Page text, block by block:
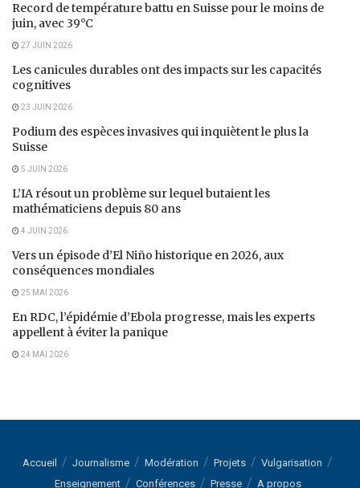
Record de température battu en Suisse pour le moins de
juin, avec 39°C
27 JUIN 2026
Les canicules durables ont des impacts sur les capacités
cognitives
23 JUIN 2026
Podium des espèces invasives qui inquiètent le plus la
Suisse
5 JUIN 2026
L’IA résout un problème sur lequel butaient les
mathématiciens depuis 80 ans
4 JUIN 2026
Vers un épisode d’El Niño historique en 2026, aux
conséquences mondiales
25 MAI 2026
En RDC, l’épidémie d’Ebola progresse, mais les experts
appellent à éviter la panique
24 MAI 2026
Accueil Journalisme Modération Projets
Vulgarisation
Enseignement
Conférences Presse A propos